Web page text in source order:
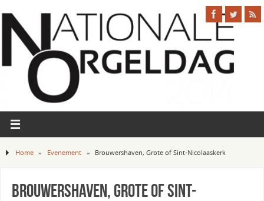
Home » Evenement » Brouwershaven, Grote of Sint-Nicolaaskerk
Brouwershaven, Grote of Sint-